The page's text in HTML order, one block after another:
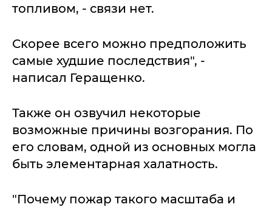
топливом, - связи нет.
Скорее всего можно предположить
самые худшие последствия", -
написал Геращенко.
Также он озвучил некоторые
возможные причины возгорания. По
его словам, одной из основных могла
быть элементарная халатность.
"Почему пожар такого масштаба и